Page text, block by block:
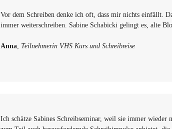
Vor dem Schreiben denke ich oft, dass mir nichts einfällt.
immer weiterschreiben. Sabine Schabicki gelingt es, alte
Anna, Teilnehmerin VHS Kurs und Schreibreise
Ich schätze Sabines Schreibseminar, weil sie immer wieder